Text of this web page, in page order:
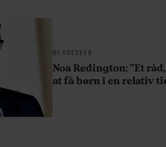
MENNESKER
Noa Redington: ”Et
at få børn i en relativ